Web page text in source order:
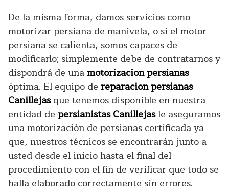
De la misma forma, damos servicios como
motorizar persiana de manivela, o si el motor
persiana se calienta, somos capaces de
modificarlo; simplemente debe de contratarnos y
dispondrá de unamotorizacion persianas
óptima. El equipo de reparacion persianas
Canillejasque tenemos disponible en nuestra
entidad de persianistas Canillejasle aseguramos
una motorización de persianas certificada ya
que, nuestros técnicos se encontrarán junto a
usted desde el inicio hasta el final del
procedimiento con el fin de verificar que todo se
halla elaborado correctamente sin errores.